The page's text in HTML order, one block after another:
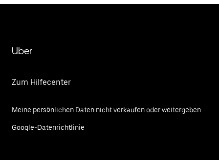
Uber
Zum Hilfecenter
Meine persönlichen Daten nicht verkaufen oder weitergeben
Google-Datenrichtlinie